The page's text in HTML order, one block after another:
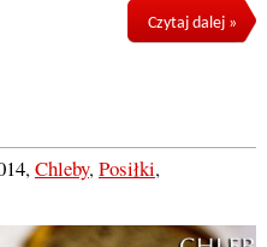
Czytaj dalej »
,Chleby,Posiłki,